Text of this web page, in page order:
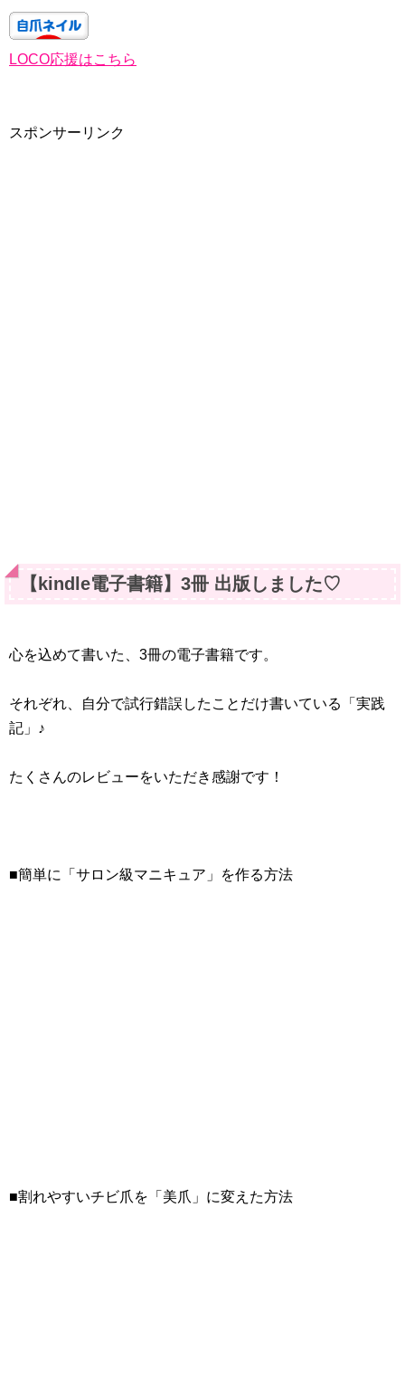
LOCO応援はこちら
スポンサーリンク
【kindle電子書籍】3冊 出版しました♡
心を込めて書いた、3冊の電子書籍です。
それぞれ、自分で試行錯誤したことだけ書いている「実践
記」♪
たくさんのレビューをいただき感謝です！
■簡単に「サロン級マニキュア」を作る方法
■割れやすいチビ爪を「美爪」に変えた方法